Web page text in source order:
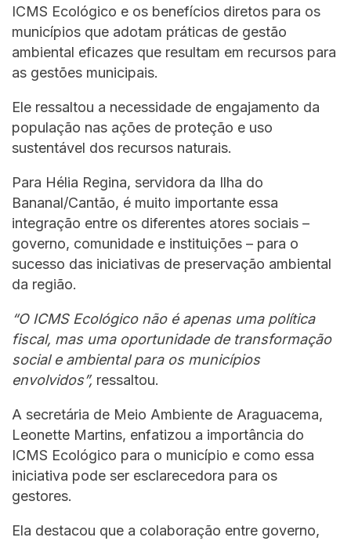
ICMS Ecológico e os benefícios diretos para os
municípios que adotam práticas de gestão
ambiental eficazes que resultam em recursos para
as gestões municipais.
Ele ressaltou a necessidade de engajamento da
população nas ações de proteção e uso
sustentável dos recursos naturais.
Para Hélia Regina, servidora da Ilha do
Bananal/Cantão, é muito importante essa
integração entre os diferentes atores sociais –
governo, comunidade e instituições – para o
sucesso das iniciativas de preservação ambiental
da região.
“O ICMS Ecológico não é apenas uma política
fiscal, mas uma oportunidade de transformação
social e ambiental para os municípios
envolvidos”, ressaltou.
A secretária de Meio Ambiente de Araguacema,
Leonette Martins, enfatizou a importância do
ICMS Ecológico para o município e como essa
iniciativa pode ser esclarecedora para os
gestores.
Ela destacou que a colaboração entre governo,